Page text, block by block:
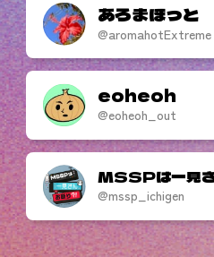
あろまほっと
@aromahotExtreme
eoheoh
@eoheoh_out
MSSPは一見さ
@mssp_ichigen